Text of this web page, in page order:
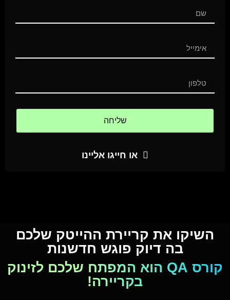
שליחה
או חייגו אליינו
השיקו את קריירת ההייטק שלכם
בה דיוק פוגש חדשנות
קורס QA הוא המפתח שלכם לזינוק
בקריירה!